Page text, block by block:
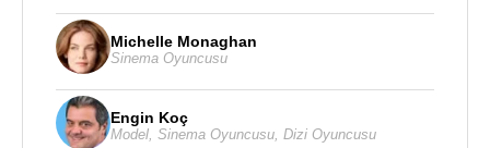
Michelle Monaghan
Sinema Oyuncusu
Engin Koç
Model Sinema Oyuncusu Dizi Oyuncusu